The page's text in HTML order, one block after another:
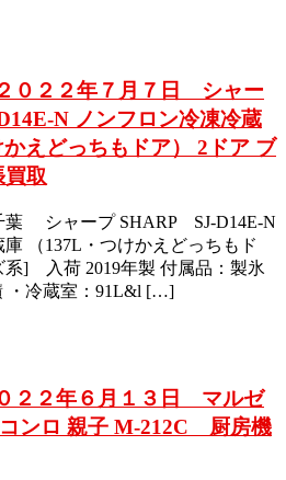
０２２年７月７日 シャー
N ノンフロン冷凍冷蔵
えどっちもドア） 2ドア ブ
取
葉 シャープ SHARP SJ-D14E-N
庫 （137L・つけかえどっちもド
系] 入荷 2019年製 付属品：製氷
・冷蔵室：91L&l […]
２２年６月１３日 マルゼ
ンロ 親子 M-212C 厨房機